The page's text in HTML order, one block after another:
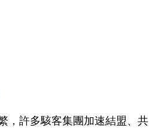
，許多駭客集團加速結盟、共